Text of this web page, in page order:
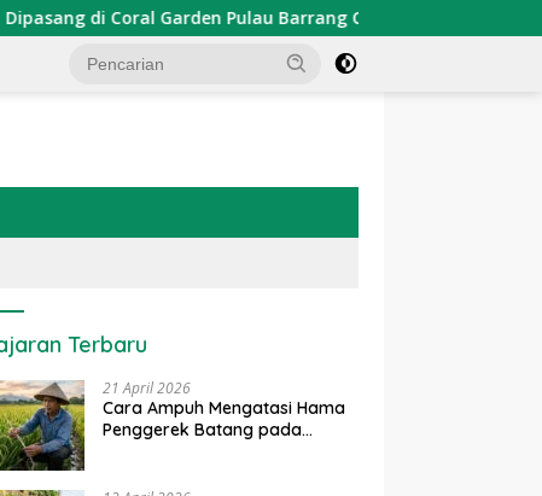
Garden Pulau Barrang Caddi PDKT Danau Tempe :
Terbaru
21 April 2026
Cara Ampuh Mengatasi Hama
Penggerek Batang pada